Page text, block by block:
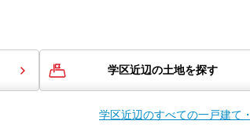
学区近辺の土地を探す
学区近辺のすべての一戸建て